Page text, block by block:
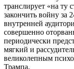
транслирует «на ту
закончить войну за
внутренней
совершенно
периодически
мягкий и
великолепным
Трампа.